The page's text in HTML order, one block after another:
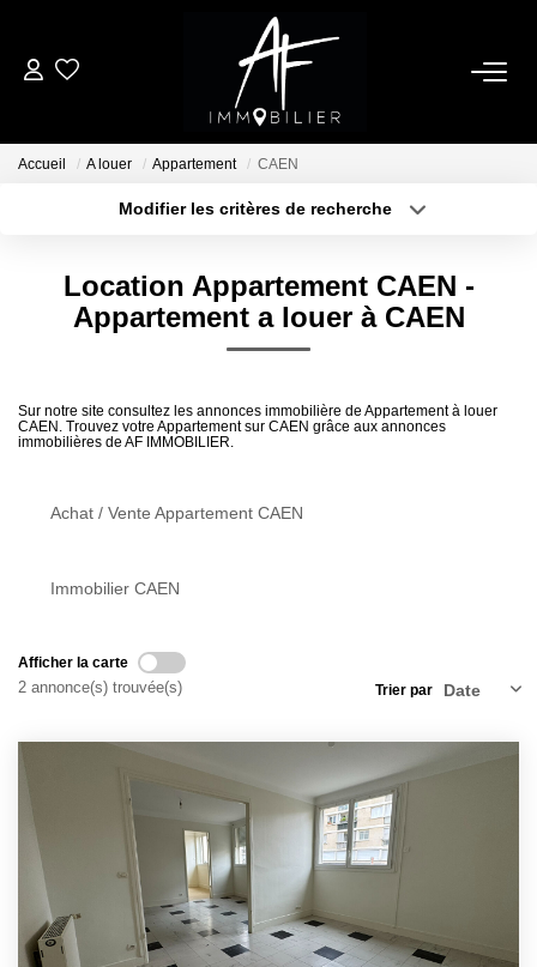
ACHETER
Notre Équipe
Nous Rejoindre
Accueil A louer Appartement CAEN
Modifier les critères de recherche
Sélectionnez...
Type de bien
Surface min
Créer une alerte
Location Appartement CAEN -
Appartement a louer à CAEN
Sur notre site consultez les annonces immobilière de Appartement à louer
CAEN. Trouvez votre Appartement sur CAEN grâce aux annonces
immobilières de AF IMMOBILIER.
Achat / Vente Appartement CAEN
Immobilier CAEN
Afficher la carte
2 annonce(s) trouvée(s) Trier par